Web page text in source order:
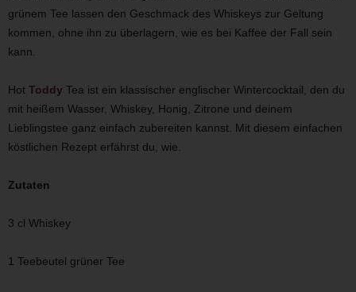
grünem Tee lassen den Geschmack des Whiskeys zur Geltung
kommen, ohne ihn zu überlagern, wie es bei Kaffee der Fall sein
kann.
Hot Toddy Tea ist ein klassischer englischer Wintercocktail, den du
mit heißem Wasser, Whiskey, Honig, Zitrone und deinem
Lieblingstee ganz einfach zubereiten kannst. Mit diesem einfachen
köstlichen Rezept erfährst du, wie.
Zutaten
3 cl Whiskey
1 Teebeutel grüner Tee